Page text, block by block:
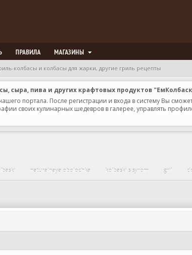
ПРАВИЛА МАГАЗИНЫ
колбасы и колбасы для жарки, другие гриль рецепты
сыра, пива и других крафтовых продуктов
портала. После регистрации и входа в систему Вы
своих кулинарных шедевров в галерее, управлять
naturalnaya obolochka kolbaski s syrom gril